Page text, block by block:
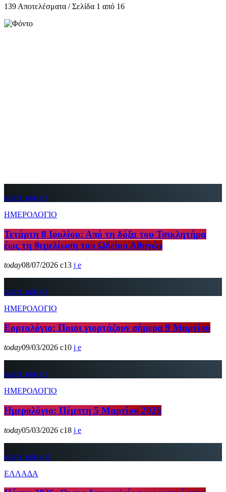
139 Αποτελέσματα / Σελίδα 1 από 16
insert_link
ΗΜΕΡΟΛΟΓΙΟ
Τετάρτη 8 Ιουλίου: Από τη δόξα του Τσικλητήρα
έως τη θεμελίωση του Ωδείου Αθηνών
today08/07/2026 13
insert_link
ΗΜΕΡΟΛΟΓΙΟ
Εορτολόγιο: Ποιοι γιορτάζουν σήμερα 9 Μαρτίου
today09/03/2026 10
insert_link
ΗΜΕΡΟΛΟΓΙΟ
Ημερολόγιο: Πέμπτη 5 Μαρτίου 2026
today05/03/2026 18
insert_link
1
ΕΛΛΑΔΑ